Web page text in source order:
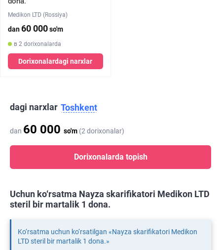
Medikon LTD (Rossiya)
dan60 000so'm
в 2 dorixonalarda
Dorixonalardagi narxlar
dagi narxlar Toshkent
dan 60 000 so'm (2 dorixonalar)
Dorixonalarda topish
Uchun ko‘rsatma Nayza skarifikatori Medikon LTD
steril bir martalik 1 dona.
Ko‘rsatma uchun ko‘rsatilgan «Nayza skarifikatori Medikon
LTD steril bir martalik 1 dona.»